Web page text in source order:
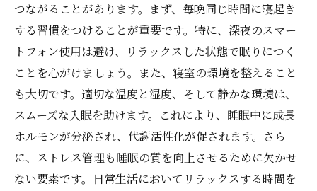
つながることがあります。まず、毎晩同じ時間に寝起き
する習慣をつけることが重要です。特に、深夜のスマー
トフォン使用は避け、リラックスした状態で眠りにつく
ことを心がけましょう。また、寝室の環境を整えること
も大切です。適切な温度と湿度、そして静かな環境は、
スムーズな入眠を助けます。これにより、睡眠中に成長
ホルモンが分泌され、代謝活性化が促されます。さら
に、ストレス管理も睡眠の質を向上させるために欠かせ
ない要素です。日常生活においてリラックスする時間を